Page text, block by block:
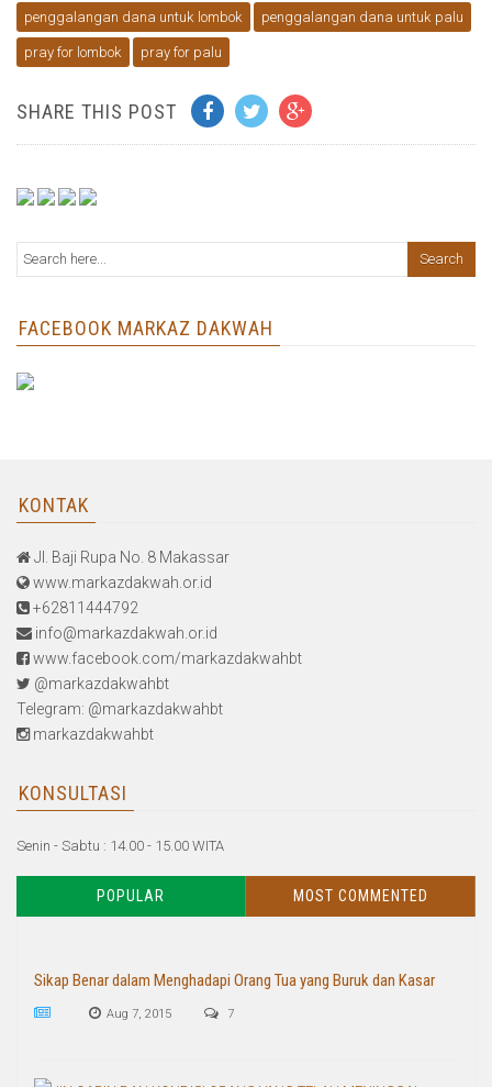
penggalangan dana untuk lombok penggalangan dana untuk palu
pray for lombok pray for palu
SHARE THIS POST
FACEBOOK MARKAZ DAKWAH
KONTAK
Jl. Baji Rupa No. 8 Makassar
www.markazdakwah.or.id
+62811444792
info@markazdakwah.or.id
www.facebook.com/markazdakwahbt
@markazdakwahbt
Telegram: @markazdakwahbt
markazdakwahbt
KONSULTASI
Senin - Sabtu : 14.00 - 15.00 WITA
POPULAR MOST COMMENTED
Sikap Benar dalam Menghadapi Orang Tua yang Buruk dan Kasar
Aug 7, 2015 7